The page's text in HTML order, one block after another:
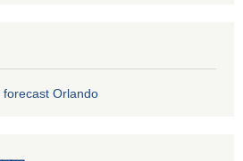
forecast Orlando